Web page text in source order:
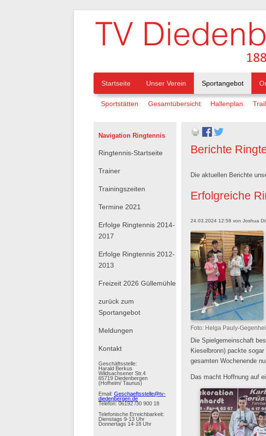
Navigation
überspringen
Startseite Unser Verein Sportangebot
Navigation
Sportstätten Gesamtübersicht Hallenplan
Berichte
Die aktuellen Berichte
Erfolgreiche
24.03.2024 12:58 von Joshua
Foto: Helga Pauly-
Die Spielgemeinschaft
Kieselbronn) packte
gesamten Wochenende
Das macht Hoffnung auf
Navigation Ringtennis
Navigation
Ringtennis-Startseite
Trainer
Trainingszeiten
Termine 2021
Erfolge Ringtennis 2014-
2017
Erfolge Ringtennis 2012-
2013
Freizeit 2026 Güllemühle
zurück zum
Sportangebot
Navigation
Meldungen
Kontakt
Geschäftsstelle:
Harald Berkus
Wildsachsener Str.4
65719 Diedenbergen
(Hofheim/ Taunus)
Email: Geschaeftsstelle@tv-
diedenbergen.de
Telefon: 06192 /30 900 18
Telefonische Erreichbarkeit:
Dienstags 9-13 Uhr
Donnertags 14-18 Uhr